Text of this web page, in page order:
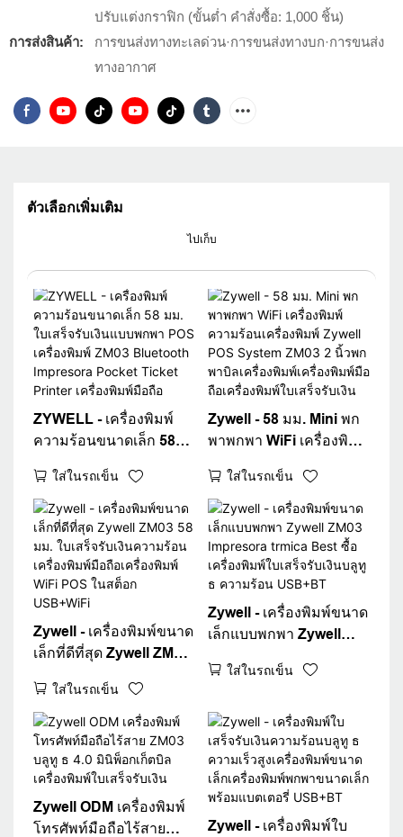
ปรับแต่งกราฟิก (ขั้นต่ำ คำสั่งซื้อ: 1,000 ชิ้น)
การส่งสินค้า:
การขนส่งทางทะเลด่วน·การขนส่งทางบก·การขนส่ง
ทางอากาศ
ตัวเลือกเพิ่มเติม
ไปเก็บ
ZYWELL - เครื่องพิมพ์
ความร้อนขนาดเล็ก 58
พา POS เครื่องพิมพ์
ZM03 Bluetooth
Impresora Pocket
Ticket Printer
เครื่องพิมพ์มือถือ
ใส่ในรถเข็น
Zywell - 58 มม. Mini พก
พาพกพา WiFi เครื่องพิมพ์
Zywell POS System
ZM03 2 นิ้วพกพาบิล
เครื่องพิมพ์เครื่องพิมพ์มือ
ถือเครื่องพิมพ์ใบเสร็จรับ
เงิน
ใส่ในรถเข็น
Zywell - เครื่องพิมพ์ขนาด
เล็กที่ดีที่สุด Zywell ZM03
ความร้อนเครื่องพิมพ์มือ
ถือเครื่องพิมพ์ WiFi POS
ในสต็อก USB+WiFi
ใส่ในรถเข็น
Zywell - เครื่องพิมพ์ขนาด
เล็กแบบพกพา Zywell
Best ซื้อเครื่องพิมพ์ใบ
ร้อน USB+BT
ใส่ในรถเข็น
Zywell ODM เครื่องพิมพ์
โทรศัพท์มือถือไร้สาย
Zywell - เครื่องพิมพ์ใบ